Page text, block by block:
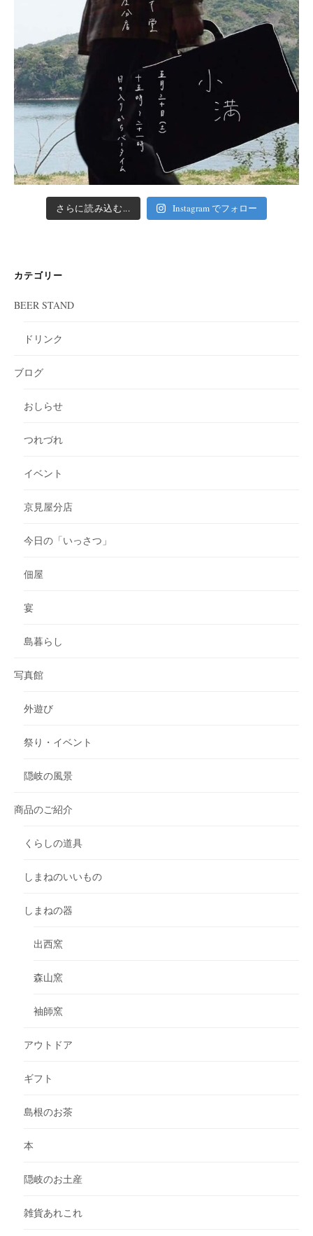
さらに読み込む... Instagram でフォロー
カテゴリー
BEER STAND
ドリンク
ブログ
おしらせ
つれづれ
イベント
京見屋分店
今日の「いっさつ」
佃屋
宴
島暮らし
写真館
外遊び
祭り・イベント
隠岐の風景
商品のご紹介
くらしの道具
しまねのいいもの
しまねの器
出西窯
森山窯
袖師窯
アウトドア
ギフト
島根のお茶
本
隠岐のお土産
雑貨あれこれ